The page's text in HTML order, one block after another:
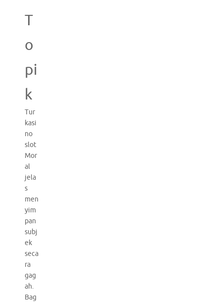
T
o
pi
k
Tur
kasi
no
slot
Mor
al
jela
s
men
yim
pan
subj
ek
seca
ra
gag
ah.
Bag